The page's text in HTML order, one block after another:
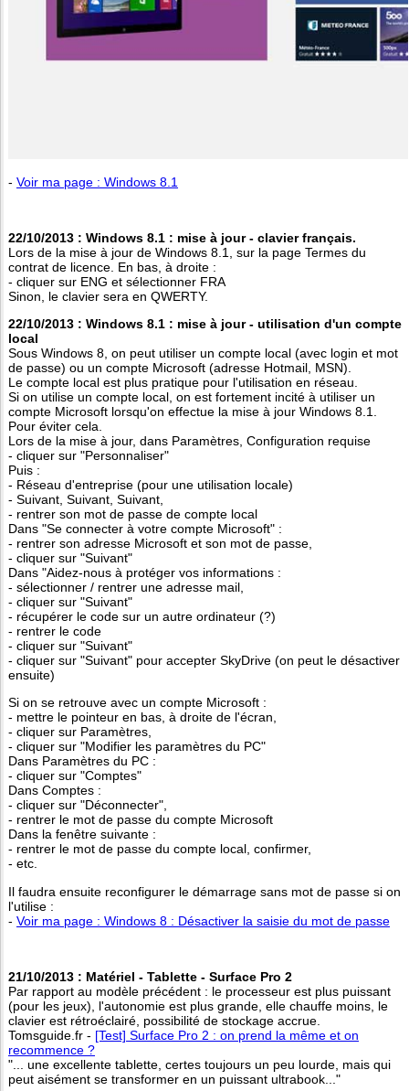
- Voir ma page : Windows 8.1
22/10/2013 : Windows 8.1 : mise à jour - clavier français.
Lors de la mise à jour de Windows 8.1, sur la page Termes du
contrat de licence. En bas, à droite :
- cliquer sur ENG et sélectionner FRA
Sinon, le clavier sera en QWERTY.
22/10/2013 : Windows 8.1 : mise à jour - utilisation d'un compte
local
Sous Windows 8, on peut utiliser un compte local (avec login et mot
de passe) ou un compte Microsoft (adresse Hotmail, MSN).
Le compte local est plus pratique pour l'utilisation en réseau.
Si on utilise un compte local, on est fortement incité à utiliser un
compte Microsoft lorsqu'on effectue la mise à jour Windows 8.1.
Pour éviter cela.
Lors de la mise à jour, dans Paramètres, Configuration requise
- cliquer sur "Personnaliser"
Puis :
- Réseau d'entreprise (pour une utilisation locale)
- Suivant, Suivant, Suivant,
- rentrer son mot de passe de compte local
Dans "Se connecter à votre compte Microsoft" :
- rentrer son adresse Microsoft et son mot de passe,
- cliquer sur "Suivant"
Dans "Aidez-nous à protéger vos informations :
- sélectionner / rentrer une adresse mail,
- cliquer sur "Suivant"
- récupérer le code sur un autre ordinateur (?)
- rentrer le code
- cliquer sur "Suivant"
- cliquer sur "Suivant" pour accepter SkyDrive (on peut le désactiver
ensuite)
Si on se retrouve avec un compte Microsoft :
- mettre le pointeur en bas, à droite de l'écran,
- cliquer sur Paramètres,
- cliquer sur "Modifier les paramètres du PC"
Dans Paramètres du PC :
- cliquer sur "Comptes"
Dans Comptes :
- cliquer sur "Déconnecter",
- rentrer le mot de passe du compte Microsoft
Dans la fenêtre suivante :
- rentrer le mot de passe du compte local, confirmer,
- etc.
Il faudra ensuite reconfigurer le démarrage sans mot de passe si on
l'utilise :
- Voir ma page : Windows 8 : Désactiver la saisie du mot de passe
21/10/2013 : Matériel - Tablette - Surface Pro 2
Par rapport au modèle précédent : le processeur est plus puissant
(pour les jeux), l'autonomie est plus grande, elle chauffe moins, le
clavier est rétroéclairé, possibilité de stockage accrue.
Tomsguide.fr - [Test] Surface Pro 2 : on prend la même et on
recommence ?
"... une excellente tablette, certes toujours un peu lourde, mais qui
peut aisément se transformer en un puissant ultrabook..."